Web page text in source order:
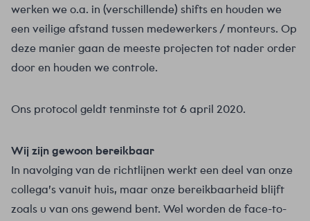
werken we o.a. in (verschillende) shifts en houden we
een veilige afstand tussen medewerkers / monteurs. Op
deze manier gaan de meeste projecten tot nader order
door en houden we controle.
Ons protocol geldt tenminste tot 6 april 2020.
Wij zijn gewoon bereikbaar
In navolging van de richtlijnen werkt een deel van onze
collega’s vanuit huis, maar onze bereikbaarheid blijft
zoals u van ons gewend bent. Wel worden de face-to-